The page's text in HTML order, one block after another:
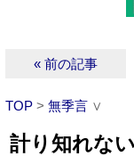
« 前の記事
TOP > 無季言 ∨
計り知れな